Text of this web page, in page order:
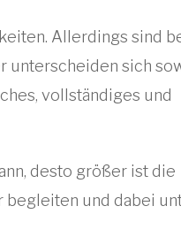
Allerdings sind
unterscheiden sich
vollständiges und
desto größer ist die
begleiten und dabei